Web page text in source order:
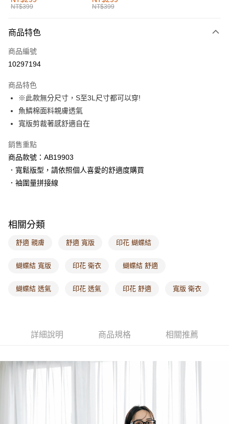
每筆NT$60，滿NT$1,000(含以上)免運費
付款後全家取貨
萊爾富取貨付款
付款後萊爾富取貨
每筆NT$60，滿NT$1,000(含以上)免運費
7-11取貨付款
每筆NT$60，滿NT$1,000(含以上)免運費
付款後7-11取貨
每筆NT$60，滿NT$1,000(含以上)免運費
付款後門市自取
每筆NT$60，滿NT$1,000(含以上)免運費
NT$399 NT$399
商品特色
商品編號
10297194
商品特色
※此款無分尺寸，S至3L尺寸都可以穿!
魚鱗棉面料親膚透氣
寬版剪裁著感舒適自在
銷售重點
商品款號：AB19903
．寬鬆版型，請依照個人喜愛的舒適度購買
．袖圍量拼接線
相關分類
舒適 親膚 舒適 寬版 印花 蝴蝶結
蝴蝶結 寬版 印花 衛衣 蝴蝶結 舒適
蝴蝶結 透氣 印花 透氣 印花 舒適 寬版 衛衣
詳細說明 商品規格 相關推薦